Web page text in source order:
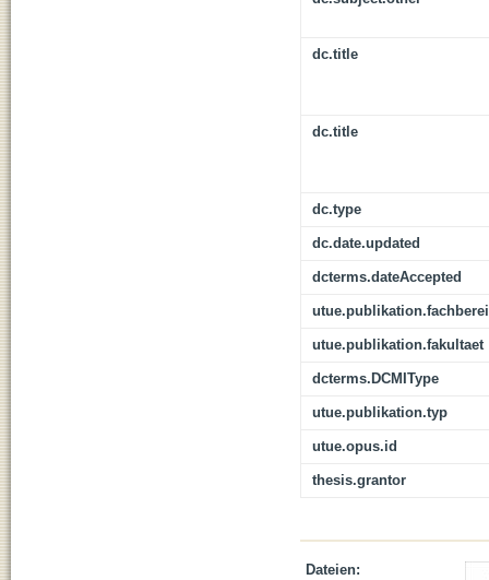
dc.title
dc.title
dc.type
dc.date.updated
dcterms.dateAccepted
utue.publikation.fakultaet
dcterms.DCMIType
utue.publikation.typ
utue.opus.id
thesis.grantor
Dateien: